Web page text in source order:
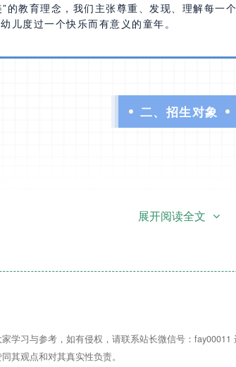
教育理念，我们主张尊重、发现、理解每一
儿度过一个快乐而有意义的童年。
二、招生对象
月31日（含）出生的幼儿。
8月31日（含）出生的幼儿。
展开阅读全文
学习与参考，如有侵权，请联系站长微信号：fay00011
其观点和对其真实性负责。